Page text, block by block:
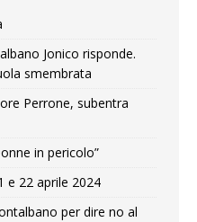
Jonico risponde.
smembrata
Perrone, subentra
in pericolo”
e 22 aprile 2024
per dire no al